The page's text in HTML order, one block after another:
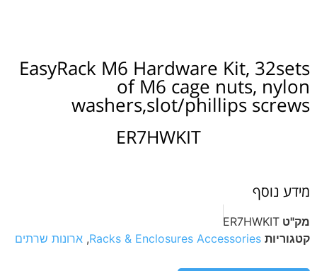
EasyRack M6 Hardware Kit, 32sets
of M6 cage nuts, nylon
washers,slot/phillips screws
ER7HWKIT
מידע נוסף
מק"ט ER7HWKIT
קטגוריות Racks & Enclosures Accessories
, ארונות שרתים